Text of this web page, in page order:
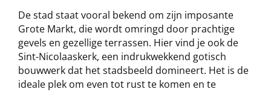
De stad staat vooral bekend om zijn imposante
Grote Markt, die wordt omringd door prachtige
gevels en gezellige terrassen. Hier vind je ook de
Sint-Nicolaaskerk, een indrukwekkend gotisch
bouwwerk dat het stadsbeeld domineert. Het is de
ideale plek om even tot rust te komen en te